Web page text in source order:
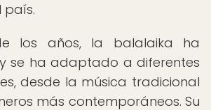
país.
los años, la balalaika ha
se ha adaptado a diferentes
desde la música tradicional
más contemporáneos. Su